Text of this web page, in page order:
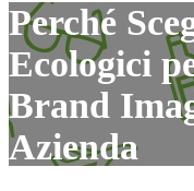
Perché
Ecologici
Brand
Azienda